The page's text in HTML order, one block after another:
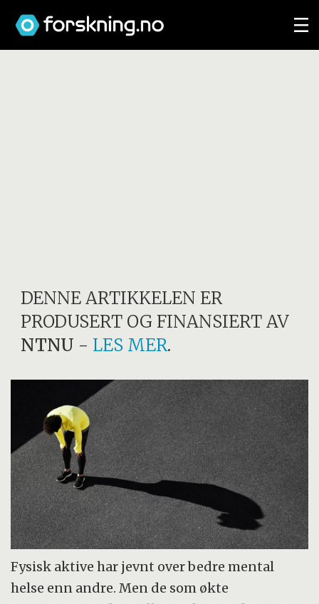
DENNE ARTIKKELEN ER
PRODUSERT OG FINANSIERT AV
NTNU - LES MER.
Fysisk aktive har jevnt over bedre mental
helse enn andre. Men de som økte